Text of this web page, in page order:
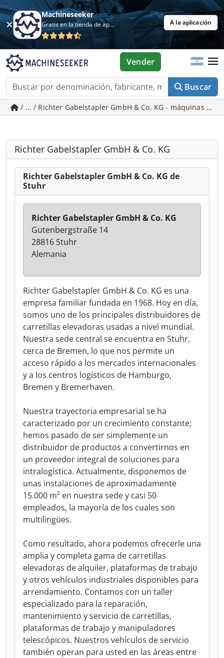
Machineseeker
Gratis en la tienda de aplicaciones A la aplicación
Buscar
Vender
/ ... / Richter Gabelstapler GmbH & Co. KG - máquinas
Richter Gabelstapler GmbH & Co. KG
Richter Gabelstapler GmbH & Co. KG de
Stuhr
Richter Gabelstapler GmbH & Co. KG es una
empresa familiar fundada en 1968. Hoy en día,
somos uno de los principales distribuidores de
carretillas elevadoras usadas a nivel mundial.
Nuestra sede central se encuentra en Stuhr,
cerca de Bremen, lo que nos permite un
acceso rápido a los mercados internacionales
y a los centros logísticos de Hamburgo,
Bremen y Bremerhaven.
Nuestra trayectoria empresarial se ha
caracterizado por un crecimiento constante;
hemos pasado de ser simplemente un
distribuidor de productos a convertirnos en
un proveedor integral de soluciones para
intralogística. Actualmente, disponemos de
unas instalaciones de aproximadamente
15.000 m² en nuestra sede y casi 50
empleados, la mayoría de los cuales son
multilingües.
Como resultado, ahora podemos ofrecerle una
amplia y completa gama de carretillas
elevadoras de alquiler, plataformas de trabajo
y otros vehículos industriales disponibles para
arrendamiento. Contamos con un taller
especializado para la reparación,
mantenimiento y servicio de carretillas,
plataformas de trabajo y manipuladores
telescópicos. Nuestros vehículos de servicio
también operan para usted en las áreas entre
Richter Gabelstapler GmbH & Co. KG
Gutenbergstraße 14
28816 Stuhr
Alemania